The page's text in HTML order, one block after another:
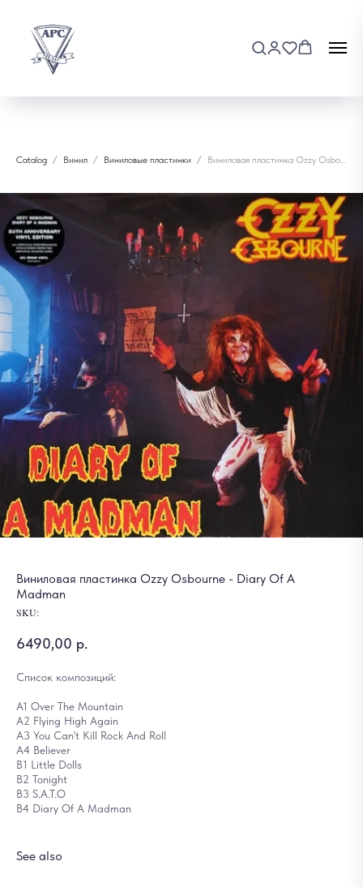
Catalog Винил Виниловые пластинки Виниловая пластинка Ozzy Osbourne - Diary Of A Madman
Виниловая пластинка Ozzy Osbourne - Diary Of A
Madman
SKU:
6490,00 р.
Список композиций:
A1 Over The Mountain
A2 Flying High Again
A3 You Can't Kill Rock And Roll
A4 Believer
B1 Little Dolls
B2 Tonight
B3 S.A.T.O
B4 Diary Of A Madman
See also